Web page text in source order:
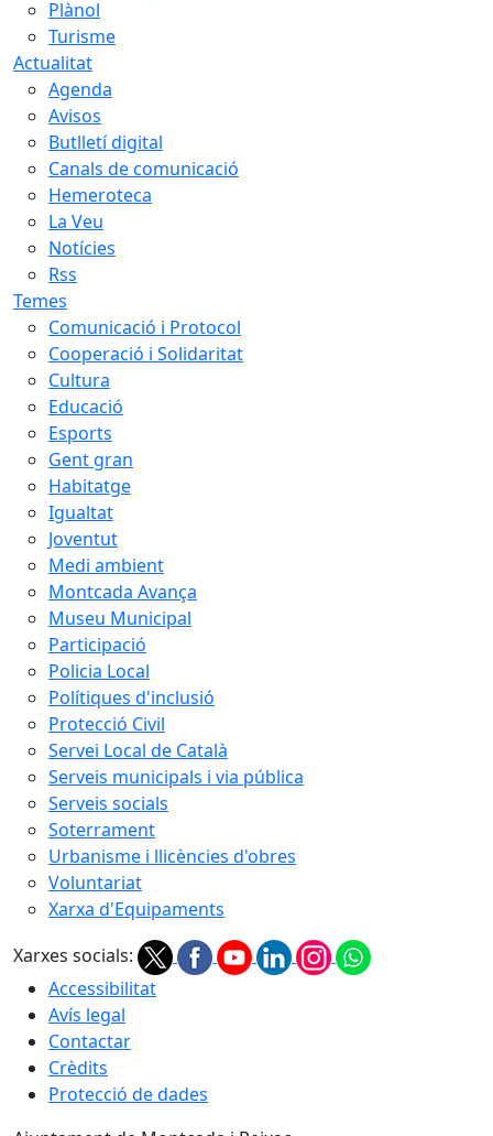
Plànol
Turisme
Actualitat
Agenda
Avisos
Butlletí digital
Canals de comunicació
Hemeroteca
La Veu
Notícies
Rss
Temes
Comunicació i Protocol
Cooperació i Solidaritat
Cultura
Educació
Esports
Gent gran
Habitatge
Igualtat
Joventut
Medi ambient
Montcada Avança
Museu Municipal
Participació
Policia Local
Polítiques d'inclusió
Protecció Civil
Servei Local de Català
Serveis municipals i via pública
Serveis socials
Soterrament
Urbanisme i llicències d'obres
Voluntariat
Xarxa d'Equipaments
Xarxes socials:
Accessibilitat
Avís legal
Contactar
Crèdits
Protecció de dades